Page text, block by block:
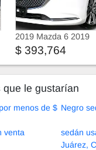
2019 Mazda 6 2019
$ 393,764
le gustarían
menos de $ Negro
venta
sedán
Juárez,